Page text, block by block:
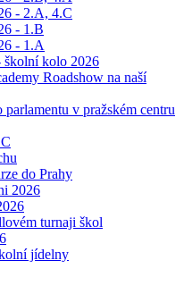
- 2.A, 4.C
- 1.B
- 1.A
školní kolo 2026
Roadshow na naší
v pražském centru
do Prahy
2026
turnaji škol
jídelny